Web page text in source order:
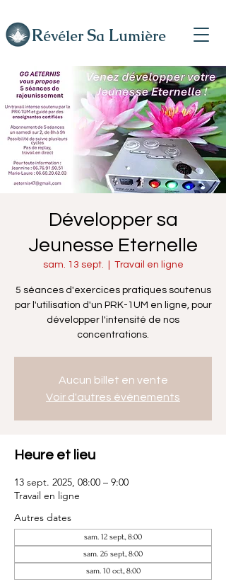
Révéler Sa Lumière
Développer sa
Jeunesse Eternelle
sam. 13 sept. Travail en ligne
5 séances d'exercices pratiques soutenus
par l'utilisation d'un PRK-1UM en ligne, pour
développer l'intensité de nos
concentrations.
Aucun billet en vente
Voir d'autres événements
Heure et lieu
13 sept. 2025, 08:00 – 9:00
Travail en ligne
Autres dates
sam. 12 sept., 8:00
sam. 26 sept., 8:00
sam. 10 oct., 8:00